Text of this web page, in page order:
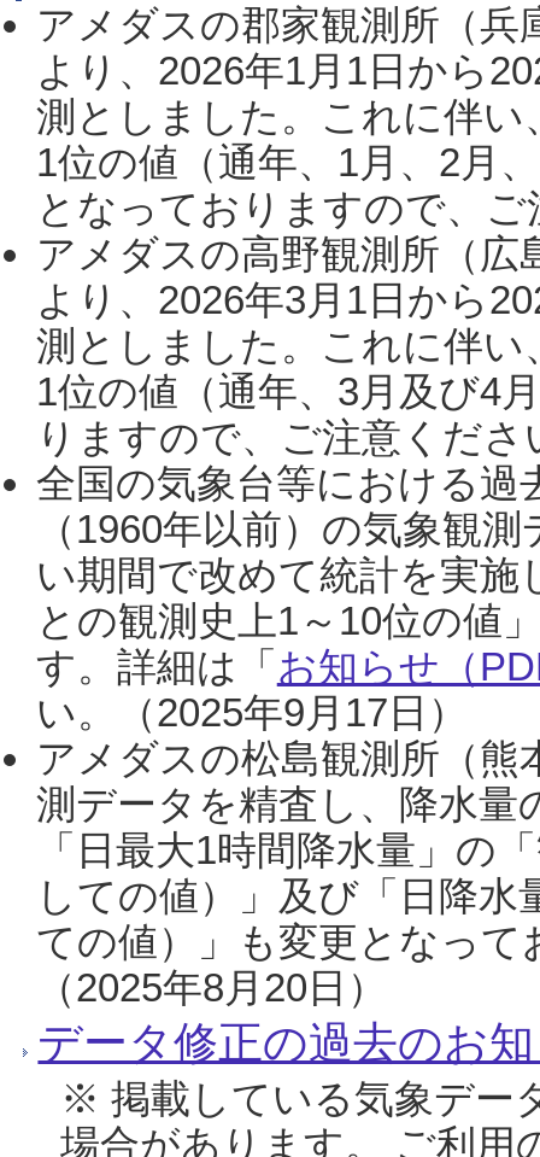
アメダスの郡家観測所（
より、2026年1月1日から
測としました。これに伴い
1位の値（通年、1月、2月
となっておりますので、
アメダスの高野観測所（
より、2026年3月1日から
測としました。これに伴い
1位の値（通年、3月及び4
りますので、ご注意くだ
全国の気象台等における過
（1960年以前）の気象観
い期間で改めて統計を実
との観測史上1～10位の値
す。詳細は「 お知らせ（
い。（2025年9月17日）
アメダスの松島観測所（熊
測データを精査し、降水
「日最大1時間降水量」の
しての値）」及び「日降
ての値）」も変更となっ
（2025年8月20日）
データ修正の過去のお
※ 掲載している気象デー
場合があります。 ご利用